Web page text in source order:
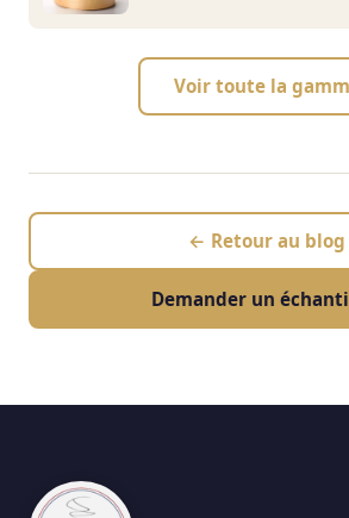
Voir toute la
← Retour au blog
Demander un